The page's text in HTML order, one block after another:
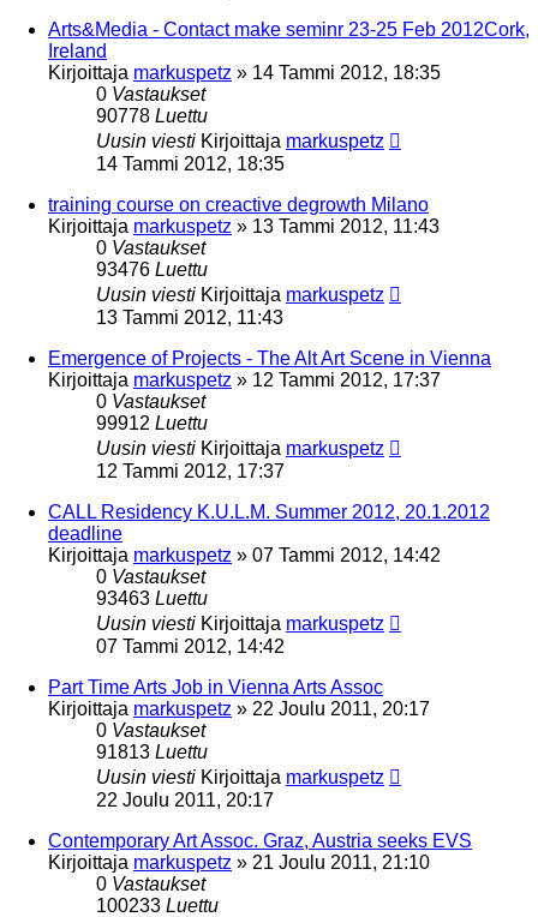
Arts&Media - Contact make seminr 23-25 Feb 2012Cork,
Ireland
Kirjoittaja markuspetz » 14 Tammi 2012, 18:35
0 Vastaukset
90778 Luettu
Uusin viesti Kirjoittaja markuspetz
14 Tammi 2012, 18:35
training course on creactive degrowth Milano
Kirjoittaja markuspetz » 13 Tammi 2012, 11:43
0 Vastaukset
93476 Luettu
Uusin viesti Kirjoittaja markuspetz
13 Tammi 2012, 11:43
Emergence of Projects - The Alt Art Scene in Vienna
Kirjoittaja markuspetz » 12 Tammi 2012, 17:37
0 Vastaukset
99912 Luettu
Uusin viesti Kirjoittaja markuspetz
12 Tammi 2012, 17:37
CALL Residency K.U.L.M. Summer 2012, 20.1.2012
deadline
Kirjoittaja markuspetz » 07 Tammi 2012, 14:42
0 Vastaukset
93463 Luettu
Uusin viesti Kirjoittaja markuspetz
07 Tammi 2012, 14:42
Part Time Arts Job in Vienna Arts Assoc
Kirjoittaja markuspetz » 22 Joulu 2011, 20:17
0 Vastaukset
91813 Luettu
Uusin viesti Kirjoittaja markuspetz
22 Joulu 2011, 20:17
Contemporary Art Assoc. Graz, Austria seeks EVS
Kirjoittaja markuspetz » 21 Joulu 2011, 21:10
0 Vastaukset
100233 Luettu